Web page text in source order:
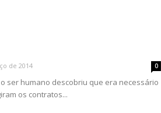
de 2014 0
ser humano descobriu que era necessário
os contratos...